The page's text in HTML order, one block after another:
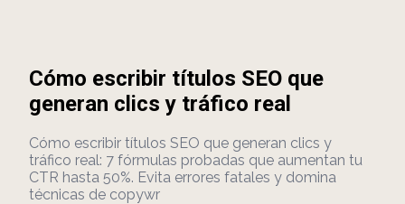
Cómo escribir títulos SEO que
generan clics y tráfico real
Cómo escribir títulos SEO que generan clics y
tráfico real: 7 fórmulas probadas que aumentan tu
CTR hasta 50%. Evita errores fatales y domina
técnicas de copywr